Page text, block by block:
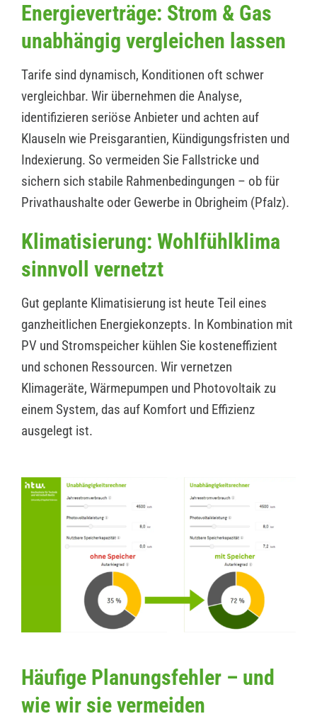
Energieverträge: Strom & Gas
unabhängig vergleichen lassen
Tarife sind dynamisch, Konditionen oft schwer
vergleichbar. Wir übernehmen die Analyse,
identifizieren seriöse Anbieter und achten auf
Klauseln wie Preisgarantien, Kündigungsfristen und
Indexierung. So vermeiden Sie Fallstricke und
sichern sich stabile Rahmenbedingungen – ob für
Privathaushalte oder Gewerbe in Obrigheim (Pfalz).
Klimatisierung: Wohlfühlklima
sinnvoll vernetzt
Gut geplante Klimatisierung ist heute Teil eines
ganzheitlichen Energiekonzepts. In Kombination mit
PV und Stromspeicher kühlen Sie kosteneffizient
und schonen Ressourcen. Wir vernetzen
Klimageräte, Wärmepumpen und Photovoltaik zu
einem System, das auf Komfort und Effizienz
ausgelegt ist.
Häufige Planungsfehler – und
wie wir sie vermeiden